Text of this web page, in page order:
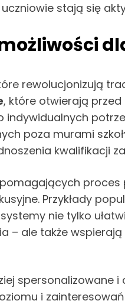
stają się
rewolucjonizują
, które otwierają przed
poza murami
kwalifikacji
Przykłady
nie tylko
– ale także
spersonalizowane
i